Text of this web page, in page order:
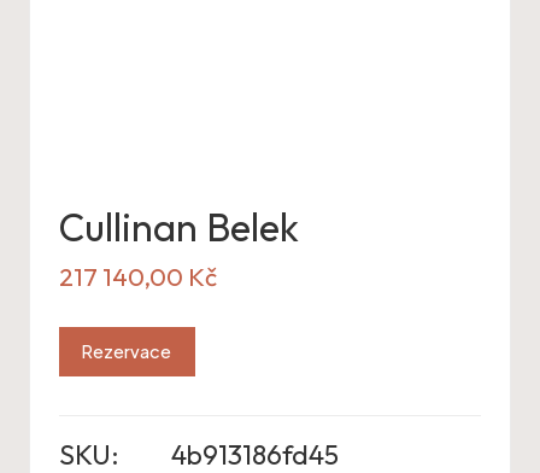
Cullinan Belek
217 140,00 Kč
Rezervace
SKU:
4b913186fd45